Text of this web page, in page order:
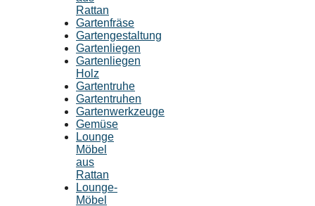
Rattan
Gartenfräse
Gartengestaltung
Gartenliegen
Gartenliegen
Holz
Gartentruhe
Gartentruhen
Gartenwerkzeuge
Gemüse
Lounge
Möbel
aus
Rattan
Lounge-
Möbel